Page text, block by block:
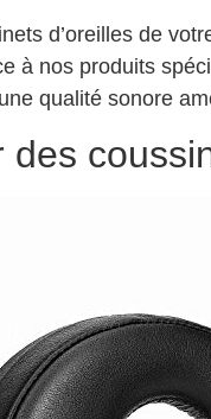
d’oreilles de
à nos produits
qualité sonore
des